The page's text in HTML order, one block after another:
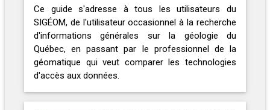
Ce guide s'adresse à tous les utilisateurs du
SIGÉOM, de l'utilisateur occasionnel à la recherche
d'informations générales sur la géologie du
Québec, en passant par le professionnel de la
géomatique qui veut comparer les technologies
d'accès aux données.